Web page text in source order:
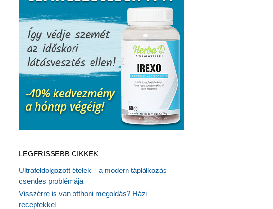
LEGFRISSEBB CIKKEK
Ultrafeldolgozott ételek – a modern táplálkozás
csendes problémája
Visszérre is van otthoni megoldás? Házi
receptekkel